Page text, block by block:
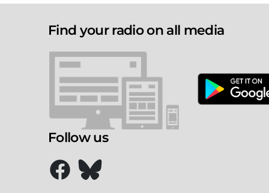
Find your radio on all media
Follow us